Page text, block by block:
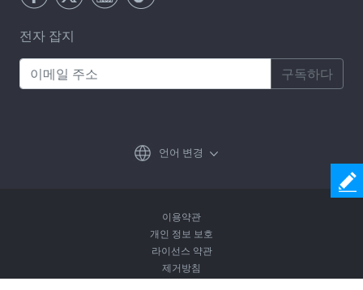
전자 잡지
구독하다
언어 변경
이용약관
개인 정보 보호
라이선스 약관
제거방침